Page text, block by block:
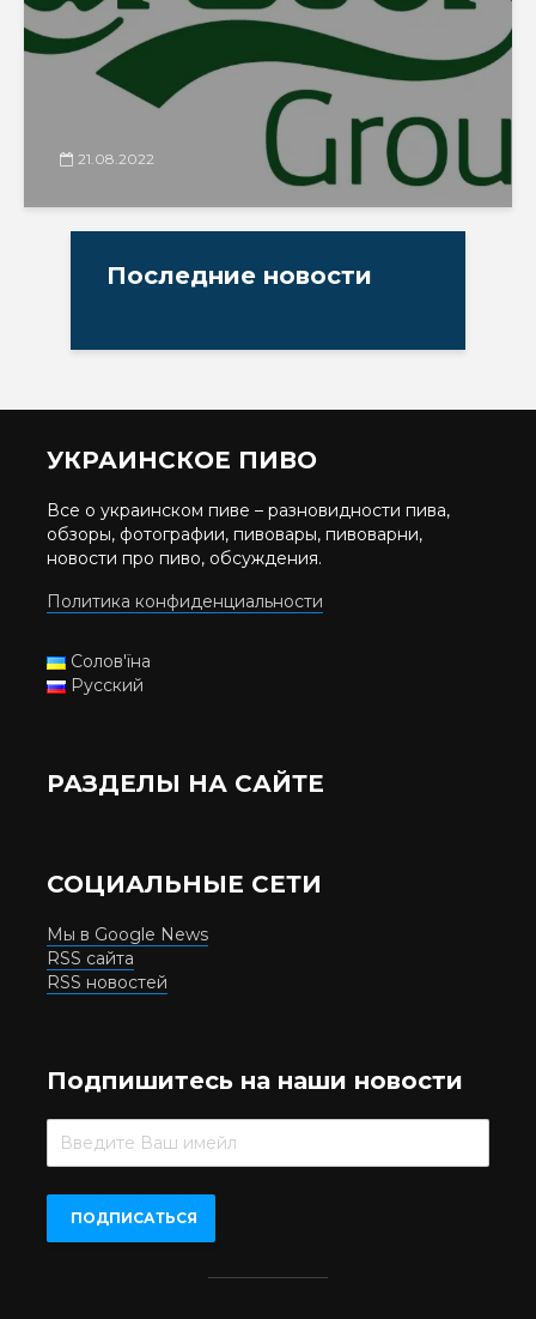
21.08.2022
Последние новости
УКРАИНСКОЕ ПИВО
Все о украинском пиве – разновидности пива,
обзоры, фотографии, пивовары, пивоварни,
новости про пиво, обсуждения.
Политика конфиденциальности
Солов'їна
Русский
РАЗДЕЛЫ НА САЙТЕ
СОЦИАЛЬНЫЕ СЕТИ
Мы в Google News
RSS сайта
RSS новостей
Подпишитесь на наши новости